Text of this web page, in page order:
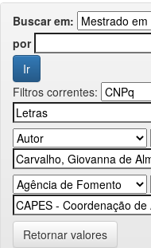
Buscar em:
por
Filtros correntes:
Retornar valores